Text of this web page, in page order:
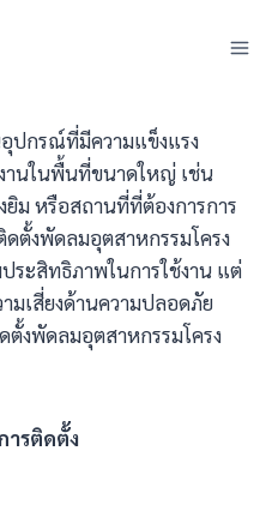
ปกรณ์ที่มีความแข็งแรง
านในพื้นที่ขนาดใหญ่ เช่น
ยิม หรือสถานที่ที่ต้องการการ
ตั้งพัดลมอุตสาหกรรมโครง
ระสิทธิภาพในการใช้งาน แต่
มเสี่ยงด้านความปลอดภัย
งพัดลมอุตสาหกรรมโครง
ารติดตั้ง